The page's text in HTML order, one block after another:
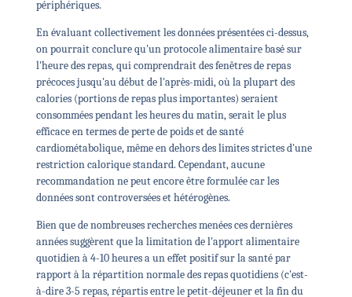
périphériques.
En évaluant collectivement les données présentées ci-dessus,
on pourrait conclure qu'un protocole alimentaire basé sur
l'heure des repas, qui comprendrait des fenêtres de repas
précoces jusqu'au début de l'après-midi, où la plupart des
calories (portions de repas plus importantes) seraient
consommées pendant les heures du matin, serait le plus
efficace en termes de perte de poids et de santé
cardiométabolique, même en dehors des limites strictes d'une
restriction calorique standard. Cependant, aucune
recommandation ne peut encore être formulée car les
données sont controversées et hétérogènes.
Bien que de nombreuses recherches menées ces dernières
années suggèrent que la limitation de l'apport alimentaire
quotidien à 4-10 heures a un effet positif sur la santé par
rapport à la répartition normale des repas quotidiens (c'est-
à-dire 3-5 repas, répartis entre le petit-déjeuner et la fin du